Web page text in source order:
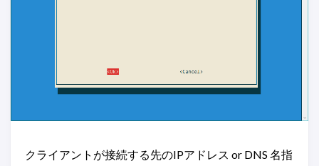
クライアントが接続する先のIPアドレス or DNS 名指